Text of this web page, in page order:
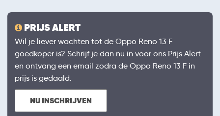
PRIJS ALERT
Wil je liever wachten tot de Oppo Reno 13 F
goedkoper is? Schrijf je dan nu in voor ons Prijs Alert
en ontvang een email zodra de Oppo Reno 13 F in
prijs is gedaald.
NU INSCHRIJVEN